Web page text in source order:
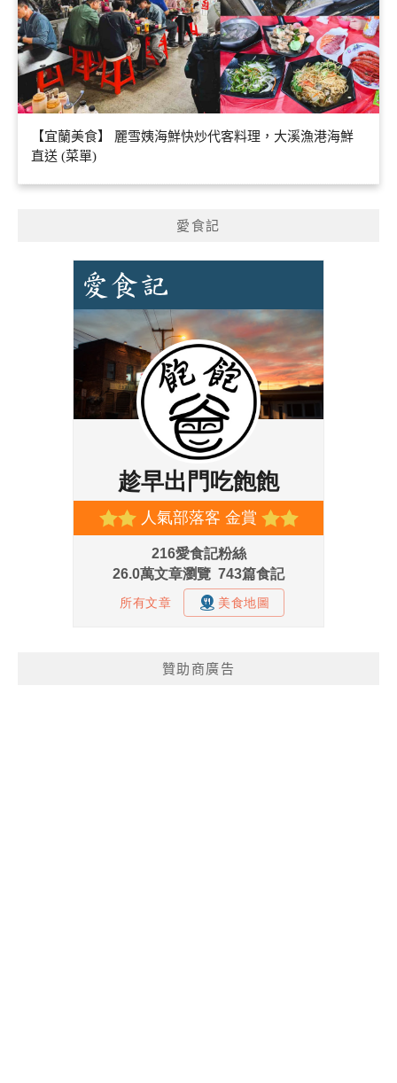
【宜蘭美食】 麗雪姨海鮮快炒代客料理，大溪漁港海鮮
直送 (菜單)
愛食記
贊助商廣告